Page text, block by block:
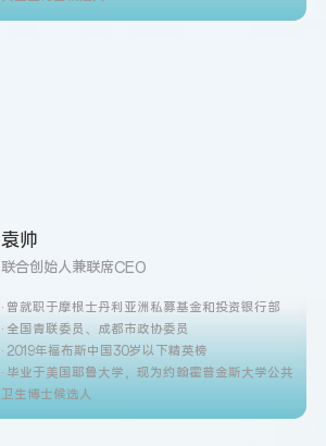
袁帅
联合创始人兼联席CEO
· 曾就职于摩根士丹利亚洲私募基金和投资银行部
· 全国青联委员、成都市政协委员
· 2019年福布斯中国30岁以下精英榜
· 毕业于美国耶鲁大学，现为约翰霍普金斯大学公共
卫生博士候选人